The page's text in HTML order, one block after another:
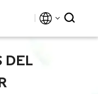
DEL